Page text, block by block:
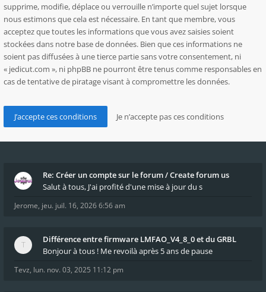
supprime, modifie, déplace ou verrouille n’importe quel sujet lorsque
nous estimons que cela est nécessaire. En tant que membre, vous
acceptez que toutes les informations que vous avez saisies soient
stockées dans notre base de données. Bien que ces informations ne
soient pas diffusées à une tierce partie sans votre consentement, ni
« jedicut.com », ni phpBB ne pourront être tenus comme responsables en
cas de tentative de piratage visant à compromettre les données.
Re: Créer un compte sur le forum / Create forum us
Salut à tous, J'ai profité d'une mise à jour du s
Jerome, jeu. juil. 16, 2026 6:56 am
Différence entre firmware LMFAO_V4_8_0 et du GRBL
Bonjour à tous ! Me revoilà après 5 ans de pause
Tevz, lun. nov. 03, 2025 11:12 pm